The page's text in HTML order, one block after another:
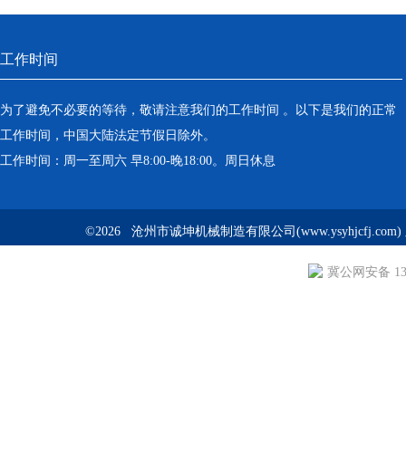
工作时间
为了避免不必要的等待，敬请注意我们的工作时间 。以下是我们的正常
工作时间，中国大陆法定节假日除外。
工作时间：周一至周六 早8:00-晚18:00。周日休息
©2026 沧州市诚坤机械制造有限公司
冀公网安备